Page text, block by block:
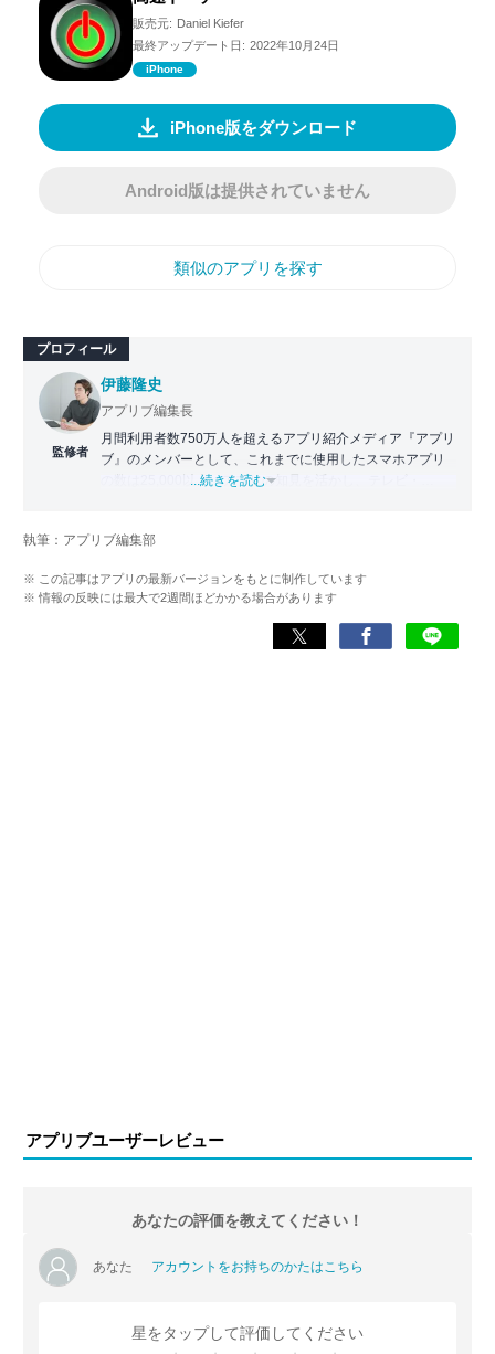
販売元: Daniel Kiefer
最終アップデート日: 2022年10月24日
iPhone
iPhone版をダウンロード
Android版は提供されていません
類似のアプリを探す
プロフィール
監修者
伊藤隆史
アプリブ編集長
月間利用者数750万人を超えるアプリ紹介メディア『アプリ
ブ』のメンバーとして、これまでに使用したスマホアプリ
の数は25,000以上。アプリの知見を活かし、テレビ・
化アプリの紹介）、TBS『サタプラ』（スマホライフが変
スマホアプリ）他
...続きを読む
執筆：アプリブ編集部
※ この記事はアプリの最新バージョンをもとに制作しています
※ 情報の反映には最大で2週間ほどかかる場合があります
アプリブユーザーレビュー
あなたの評価を教えてください！
あなた アカウントをお持ちのかたはこちら
星をタップして評価してください